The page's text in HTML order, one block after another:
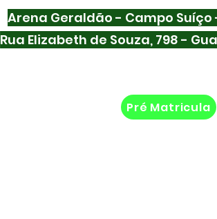
Arena Geraldão - Campo
Rua Elizabeth de Souza, 798 -
Pré Matricula